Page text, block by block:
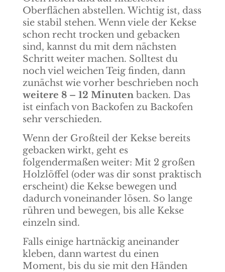
Oberflächen abstellen. Wichtig ist, dass
sie stabil stehen. Wenn viele der Kekse
schon recht trocken und gebacken
sind, kannst du mit dem nächsten
Schritt weiter machen. Solltest du
noch viel weichen Teig finden, dann
zunächst wie vorher beschrieben noch
weitere 8 – 12 Minutenbacken. Das
ist einfach von Backofen zu Backofen
sehr verschieden.
Wenn der Großteil der Kekse bereits
gebacken wirkt, geht es
folgendermaßen weiter: Mit 2 großen
Holzlöffel (oder was dir sonst praktisch
erscheint) die Kekse bewegen und
dadurch voneinander lösen. So lange
rühren und bewegen, bis alle Kekse
einzeln sind.
Falls einige hartnäckig aneinander
kleben, dann wartest du einen
Moment, bis du sie mit den Händen